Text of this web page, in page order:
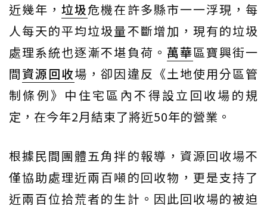
近幾年，垃圾危機在許多縣市一一浮現，每
人每天的平均垃圾量不斷增加，現有的垃圾
處理系統也逐漸不堪負荷。 萬華區寶興街一
間資源回收場，卻因違反《土地使用分區管
制條例》中住宅區內不得設立回收場的規
定，在今年2月結束了將近50年的營業。
根據民間團體五角拌的報導，資源回收場不
僅協助處理近兩百噸的回收物，更是支持了
近兩百位拾荒者的生計。因此回收場的被迫